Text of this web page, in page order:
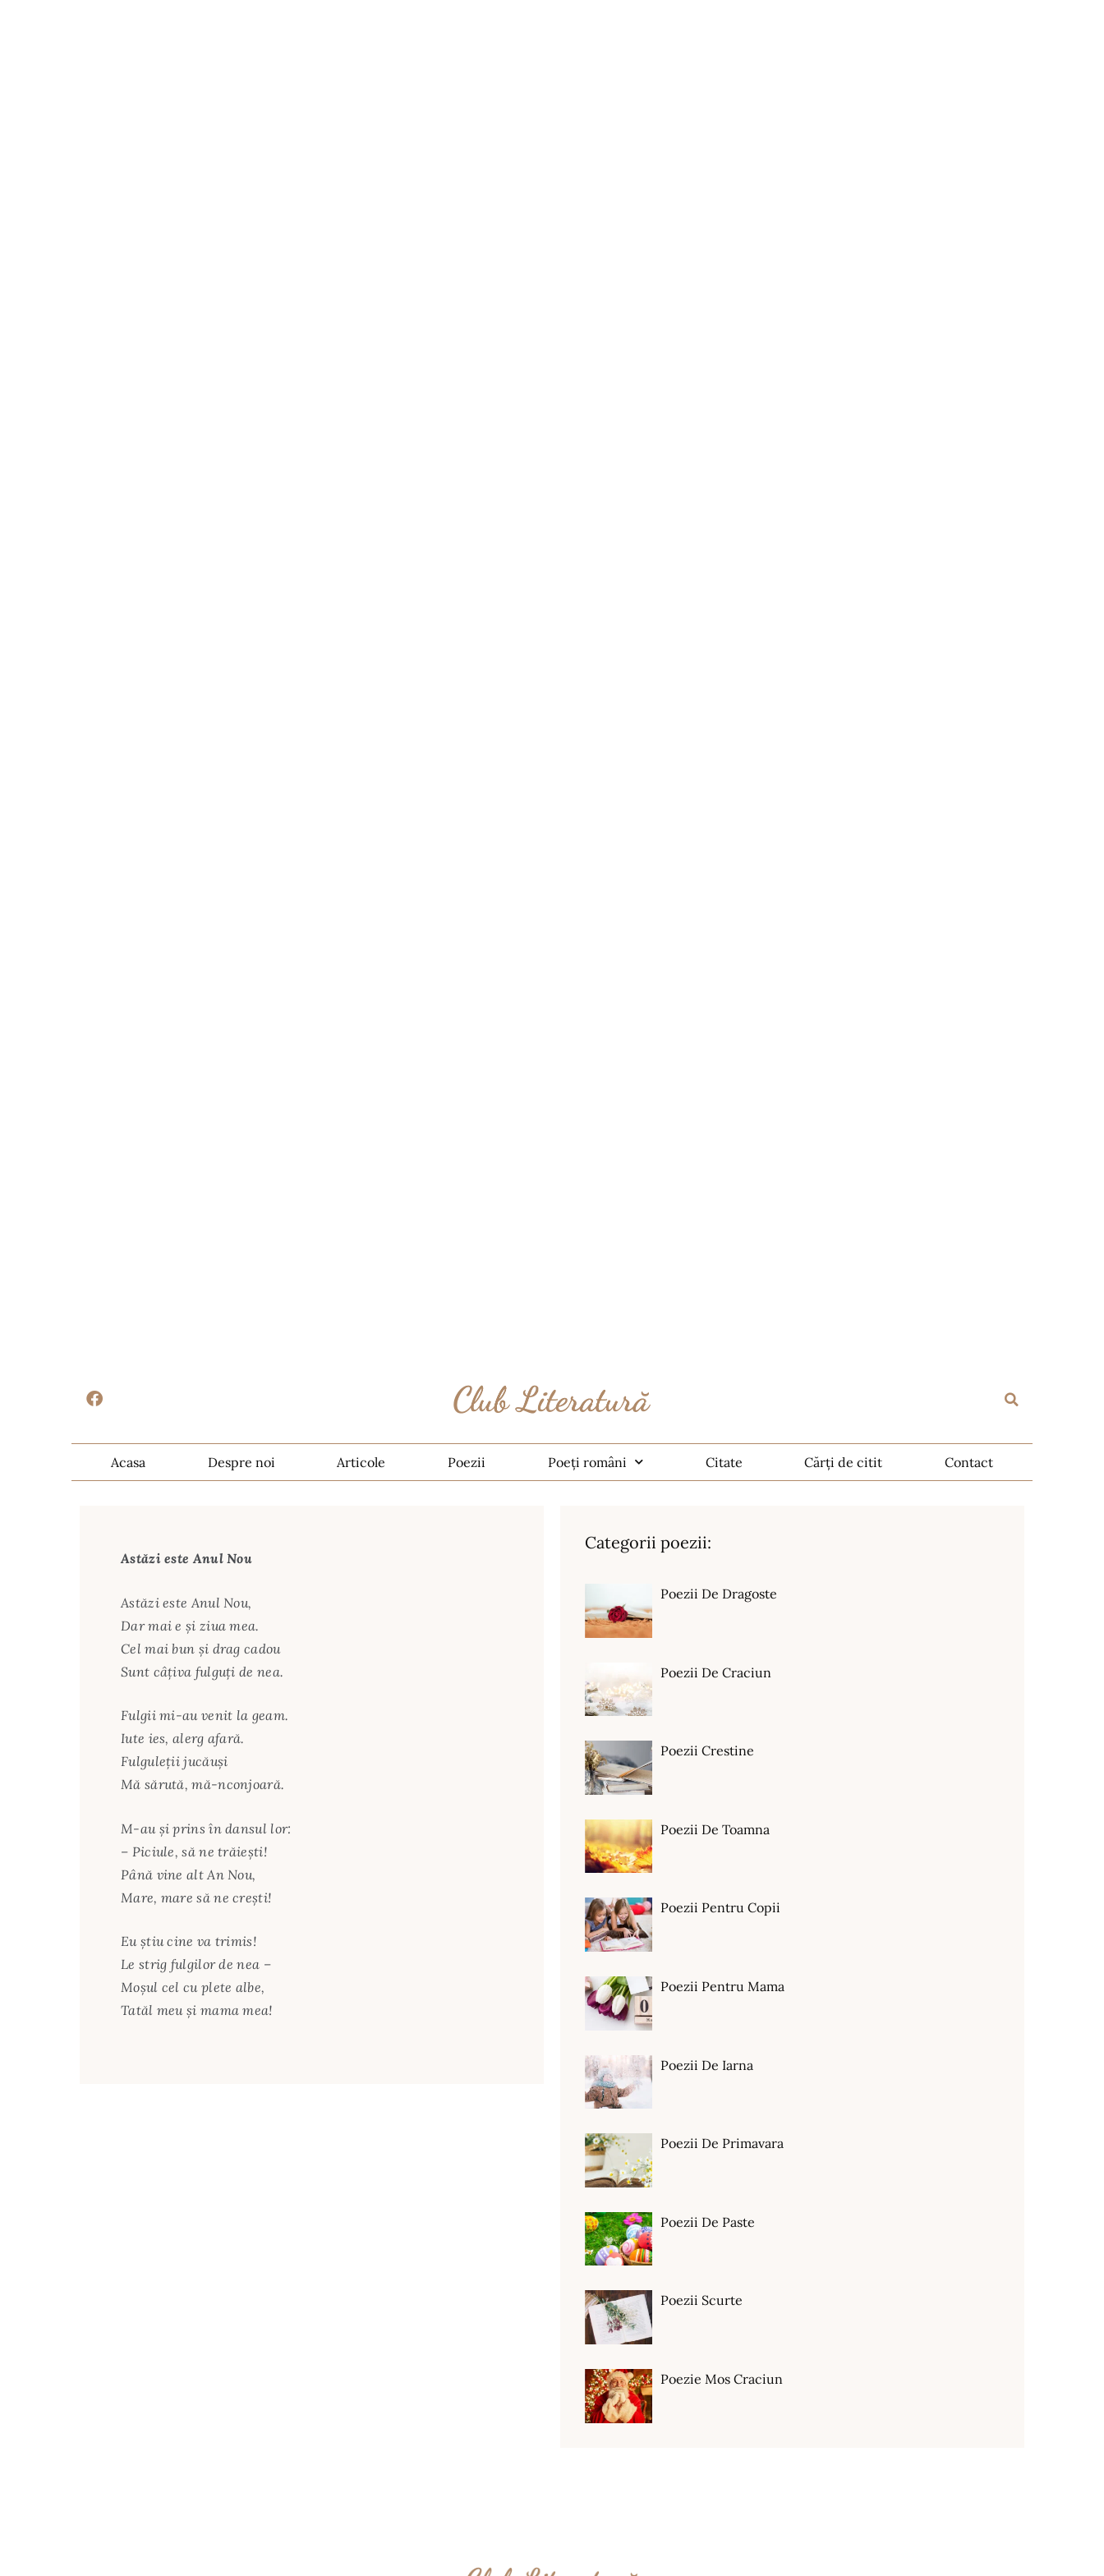
Acasa Despre noi Articole Poezii Poeți români Citate Cărți de citit Contact
Astăzi este Anul Nou
Astăzi este Anul Nou,
Dar mai e şi ziua mea.
Cel mai bun şi drag cadou
Sunt câţiva fulguţi de nea.
Fulgii mi-au venit la geam.
Iute ies, alerg afară.
Fulguleţii jucăuşi
Mă sărută, mă-nconjoară.
M-au şi prins în dansul lor:
– Piciule, să ne trăieşti!
Până vine alt An Nou,
Mare, mare să ne creşti!
Eu ştiu cine va trimis!
Le strig fulgilor de nea –
Moşul cel cu plete albe,
Tatăl meu şi mama mea!
Categorii poezii:
Poezii De Dragoste
Poezii De Craciun
Poezii Crestine
Poezii De Toamna
Poezii Pentru Copii
Poezii Pentru Mama
Poezii De Iarna
Poezii De Primavara
Poezii De Paste
Poezii Scurte
Poezie Mos Craciun